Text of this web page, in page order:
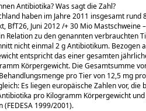
Antibiotika? Was sagt die Zahl?
haben im Jahre 2011 insgesamt
BfT26, Juni 2012 /+ 30 Mio Mastschweine
Relation zu den genannten verbrauchten
nicht einmal 2 g Antibiotikum. Bezogen
entspricht das einer gesamten
Körpergewicht. Die Gesamtsumme
pro Tier von 12,5 mg
Es liegen europäische Zahlen vor,
pro Kilogramm Körpergewicht
(FEDESA 1999/2001).